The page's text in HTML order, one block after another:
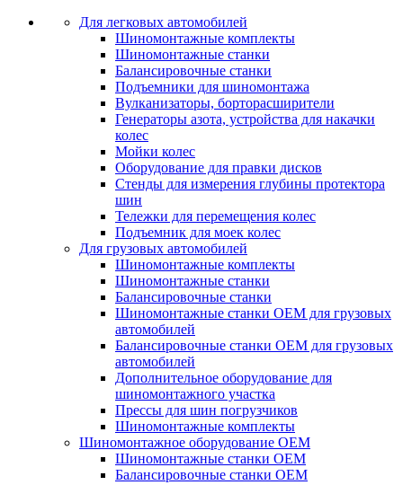
Для легковых автомобилей
Шиномонтажные комплекты
Шиномонтажные станки
Балансировочные станки
Подъемники для шиномонтажа
Вулканизаторы, борторасширители
Генераторы азота, устройства для накачки
колес
Мойки колес
Оборудование для правки дисков
Стенды для измерения глубины протектора
шин
Тележки для перемещения колес
Подъемник для моек колеc
Для грузовых автомобилей
Шиномонтажные комплекты
Шиномонтажные станки
Балансировочные станки
Шиномонтажные станки ОЕМ для грузовых
автомобилей
Балансировочные станки ОЕМ для грузовых
автомобилей
Дополнительное оборудование для
шиномонтажного участка
Прессы для шин погрузчиков
Шиномонтажные комплекты
Шиномонтажное оборудование ОЕМ
Шиномонтажные станки ОЕМ
Балансировочные станки ОЕМ